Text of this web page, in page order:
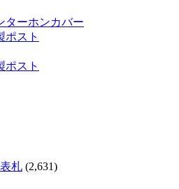
ターホンカバー
ポスト
ポスト
札 (2,631)